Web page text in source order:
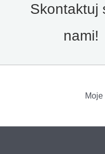
Skontaktuj
nami!
Moje